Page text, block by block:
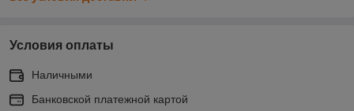
Условия оплаты
Наличными
Банковской платежной картой